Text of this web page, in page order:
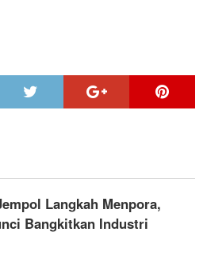
Langkah Menpora,
Bangkitkan Industri